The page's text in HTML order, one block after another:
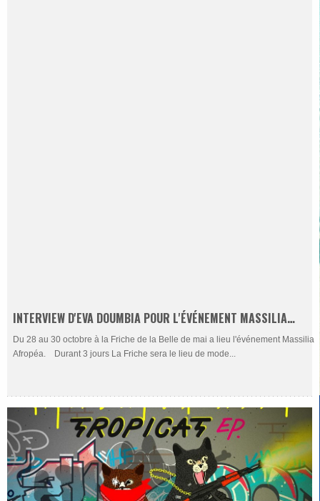
INTERVIEW D'EVA DOUMBIA POUR L'ÉVÉNEMENT MASSILIA
AFROPÉA
Du 28 au 30 octobre à la Friche de la Belle de mai a lieu l'événement Massilia
Afropéa. Durant 3 jours La Friche sera le lieu de mode...